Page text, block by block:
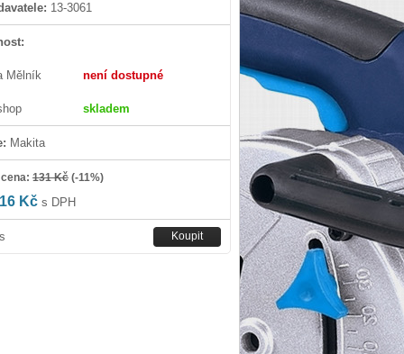
13-3061
Mělník není dostupné
skladem
Makita
131 Kč (-11%)
Kč s DPH